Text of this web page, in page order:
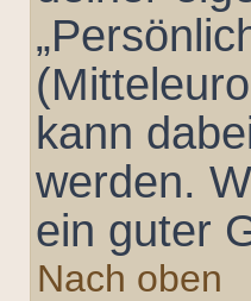
kann
werden.
ein guter
Nach oben